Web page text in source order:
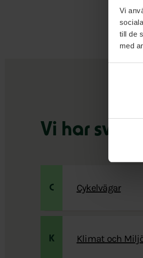
Vi
till de
med
Vi har
C Cykelvägar
K Klimat och